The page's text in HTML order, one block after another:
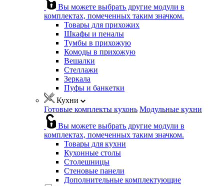
Вы можете выбрать другие модули в
комплектах, помеченных таким значком.
Товары для прихожих
Шкафы и пеналы
Тумбы в прихожую
Комоды в прихожую
Вешалки
Стеллажи
Зеркала
Пуфы и банкетки
Кухни
Готовые комплекты кухонь Модульные кухни
Вы можете выбрать другие модули в
комплектах, помеченных таким значком.
Товары для кухни
Кухонные столы
Столешницы
Стеновые панели
Дополнительные комплектующие